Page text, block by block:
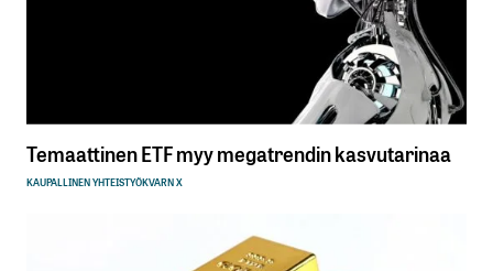
Temaattinen ETF myy megatrendin kasvutarinaa
KAUPALLINEN YHTEISTYÖKVARN X